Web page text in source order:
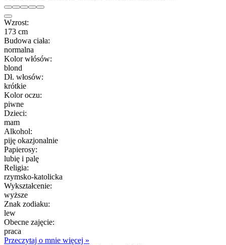
Wzrost:
173 cm
Budowa ciała:
normalna
Kolor włósów:
blond
Dł. włosów:
krótkie
Kolor oczu:
piwne
Dzieci:
mam
Alkohol:
piję okazjonalnie
Papierosy:
lubię i palę
Religia:
rzymsko-katolicka
Wykształcenie:
wyższe
Znak zodiaku:
lew
Obecne zajęcie:
praca
Przeczytaj o mnie więcej »